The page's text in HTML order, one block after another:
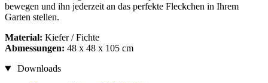
bewegen und ihn jederzeit an das perfekte Fleckchen in Ihrem
Garten stellen.
Material: Kiefer / Fichte
Abmessungen: 48 x 48 x 105 cm
Downloads